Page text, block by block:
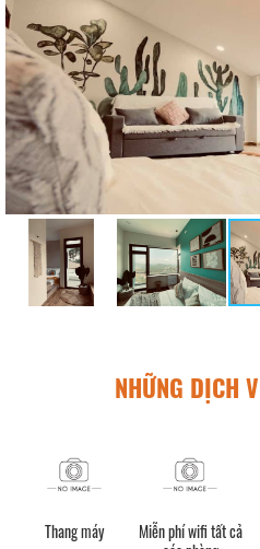
NHỮNG DỊCH
Miễn phí wifi tất cả
Cho thuê xe